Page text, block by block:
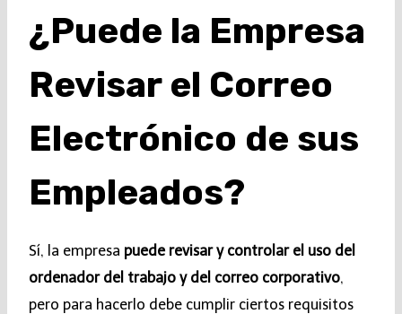
¿Puede la Empresa
Revisar el Correo
Electrónico de sus
Empleados?
Sí, la empresa puede revisar y controlar el uso del
ordenador del trabajo y del correo corporativo,
pero para hacerlo debe cumplir ciertos requisitos